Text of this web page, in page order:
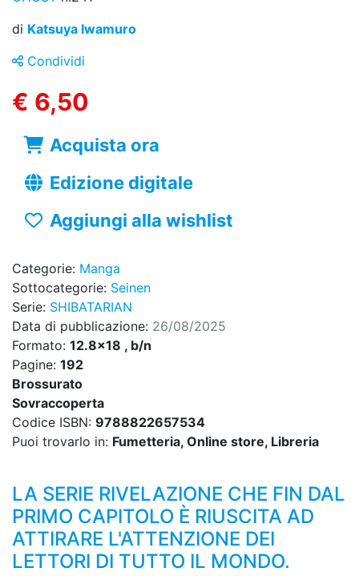
di Katsuya Iwamuro
Condividi
€ 6,50
Acquista ora
Edizione digitale
Aggiungi alla wishlist
Categorie: Manga
Sottocategorie: Seinen
Serie: SHIBATARIAN
Data di pubblicazione: 26/08/2025
Formato: 12.8x18 , b/n
Pagine: 192
Brossurato
Sovraccoperta
Codice ISBN: 9788822657534
Puoi trovarlo in: Fumetteria, Online store, Libreria
LA SERIE RIVELAZIONE CHE FIN DAL
PRIMO CAPITOLO È RIUSCITA AD
ATTIRARE L'ATTENZIONE DEI
LETTORI DI TUTTO IL MONDO.